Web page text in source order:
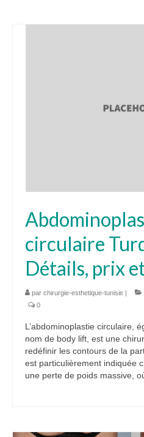
circulaire
Détails, prix
par chirurgie-esthetique-tunisie |
0
L’abdominoplastie circulaire,
nom de body lift, est une
redéfinir les contours de la
est particulièrement indiquée
une perte de poids massive,